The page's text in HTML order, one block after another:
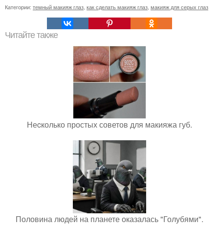
Категории: темный макияж глаз как сделать макияж глаз макияж для серых глаз
Читайте также
Неcколько простых советов для макияжа губ.
Половина людей на планете оказалась "Голубями".